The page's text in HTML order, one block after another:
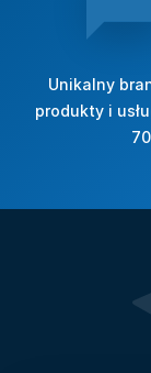
Unikalny
produkty i